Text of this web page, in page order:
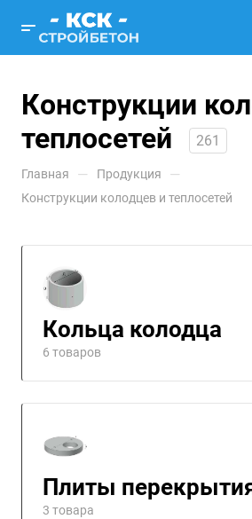
Конструкции
теплосетей
261
Главная — Продукция —
Конструкции колодцев и теплосетей
Кольца колодца
6 товаров
Плиты
3 товара